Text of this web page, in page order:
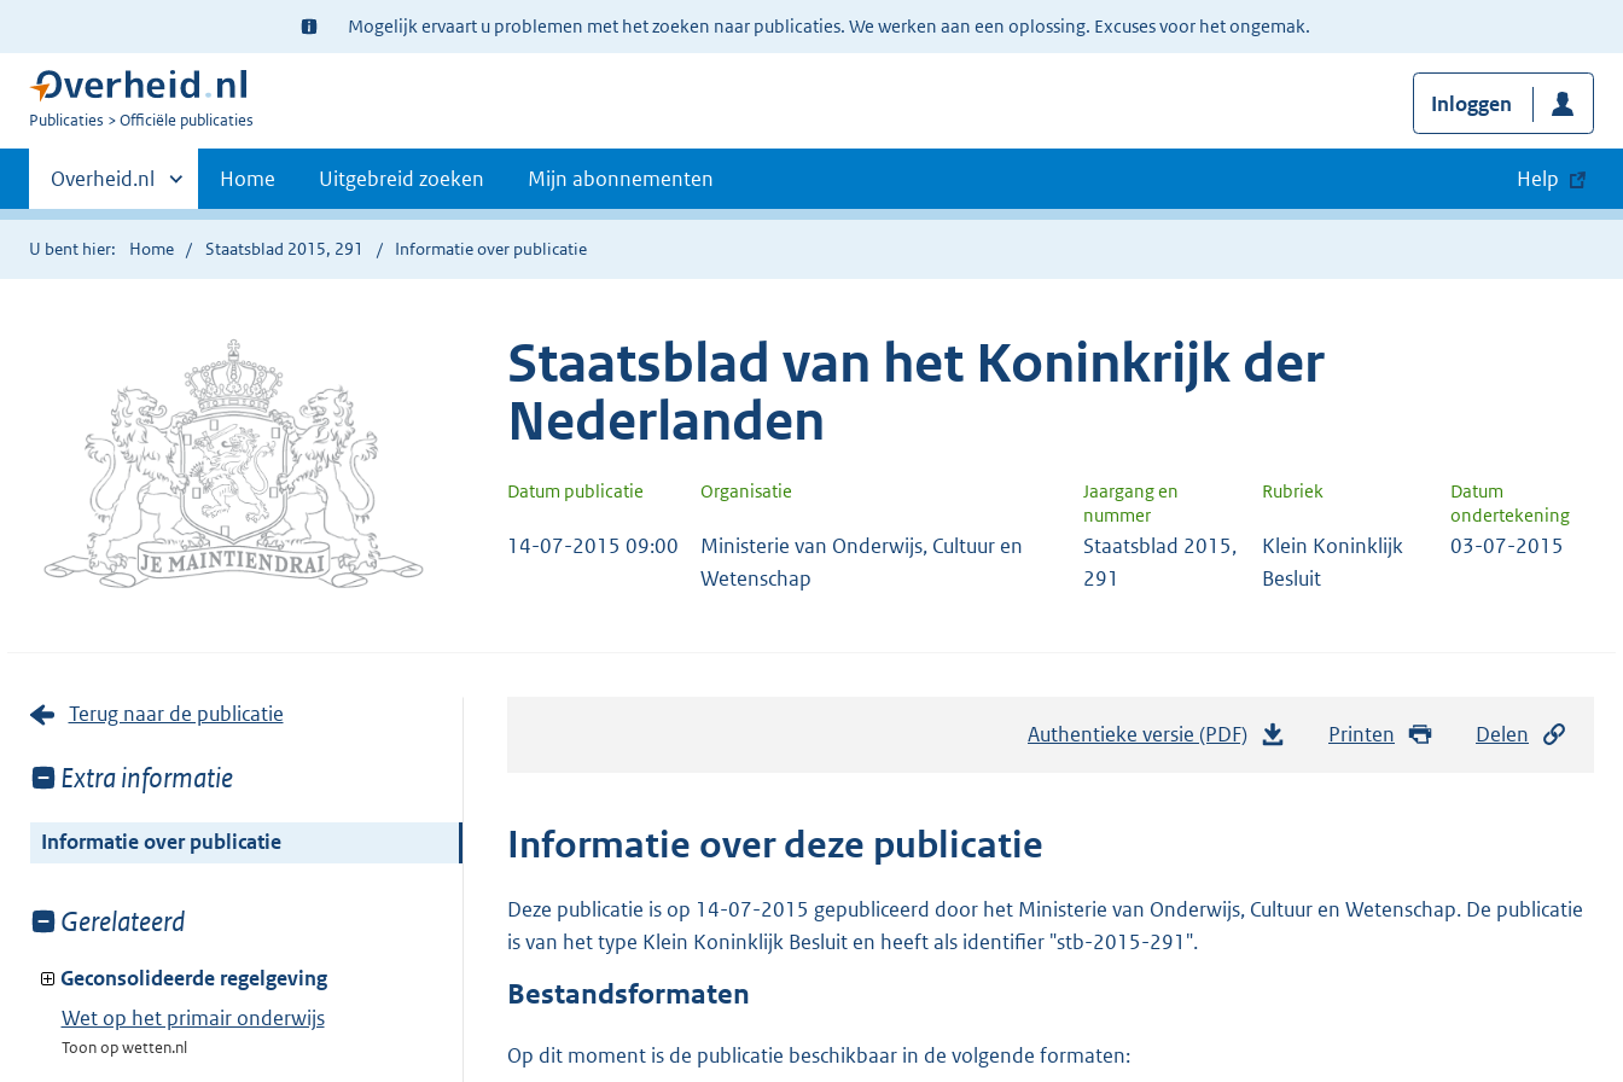
Ter
informatie:
Mogelijk ervaart u problemen met het zoeken naar publicaties. We werken aan een oplossing. Excuses voor het ongemak.
U
Publicaties Officiële publicaties
Inloggen
Primaire
navigatie
Andere
sites
binnen
Overheid.nl Home Uitgebreid zoeken Mijn abonnementen Help
U bent hier: Home Staatsblad 2015, 291 Informatie over publicatie
Staatsblad van het Koninkrijk der
Nederlanden
Datum publicatie Organisatie
Jaargang en
nummer
Rubriek
Datum
ondertekening
14-07-2015 09:00
Ministerie van Onderwijs, Cultuur en
Wetenschap
Staatsblad 2015,
291
Klein Koninklijk
Besluit
03-07-2015
Terug naar de publicatie
Toon
van:
Extra informatie
Informatie over publicatie
Toon
van:
Gerelateerd
Geconsolideerde regelgeving
Wet op het primair onderwijs
Toon op wetten.nl
Authentieke versie (PDF)
n
Printen Delen
Informatie over deze publicatie
Deze publicatie is op 14-07-2015 gepubliceerd door het Ministerie van Onderwijs, Cultuur en Wetenschap. De publicatie
is van het type Klein Koninklijk Besluit en heeft als identifier "stb-2015-291".
Bestandsformaten
Op dit moment is de publicatie beschikbaar in de volgende formaten: